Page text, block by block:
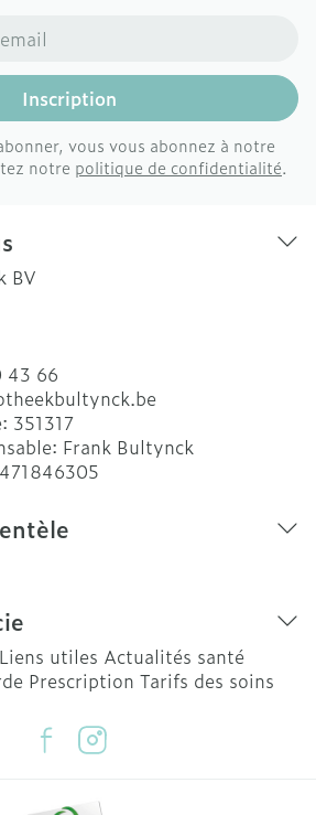
Inscription
vous vous abonnez à notre
notre politique de confidentialité.
BV
43 66
351317
Frank Bultynck
Liens utiles Actualités santé
Prescription Tarifs des soins